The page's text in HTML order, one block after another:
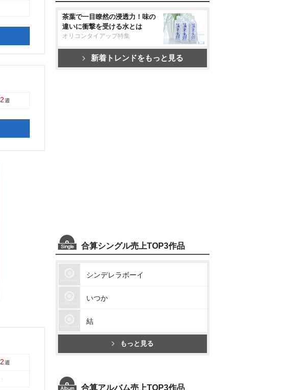
2週
2週
茶葉で一目瞭然の浸透力！味の
違いに衝撃を受ける水とは
オリコンタイアップ特集
新着トレンドをもっと見る
合算シングル売上TOP3作品
シンデレラボーイ
いつか
結
もっと見る
合算アルバム売上TOP3作品